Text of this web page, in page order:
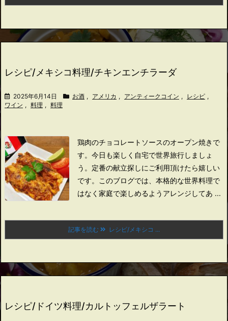
レシピ/メキシコ料理/チキンエンチラーダ
2025年6月14日 お酒 , アメリカ , アンティークコイン , レシピ ,
ワイン , 料理 , 料理
鶏肉のチョコレートソースのオープン焼きで
す。 今日も楽しく自宅で世界旅行しましょ
う。 定番の献立探しにご利用頂けたら嬉しい
です。
このブログでは、本格的な世界料理で
はなく家庭で楽しめるようアレンジしてあ ...
記事を読む レシピ/メキシコ ...
レシピ/ドイツ料理/カルトッフェルザラート